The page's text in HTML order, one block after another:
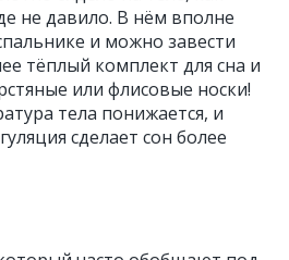
не давило. В нём вполне
и можно завести
тёплый комплект для сна и
или флисовые носки!
тела понижается, и
сделает сон более